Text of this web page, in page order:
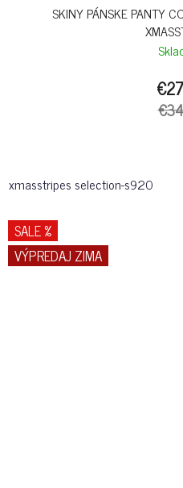
SKINY PÁNSKE PANTY
xmasstripes selection-s920
SALE %
VÝPREDAJ ZIMA